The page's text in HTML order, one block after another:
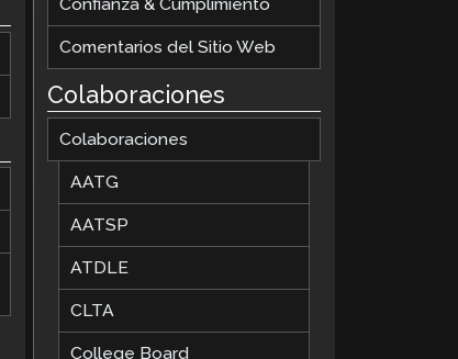
Comentarios del Sitio Web
Colaboraciones
Colaboraciones
AATG
AATSP
ATDLE
CLTA
College Board